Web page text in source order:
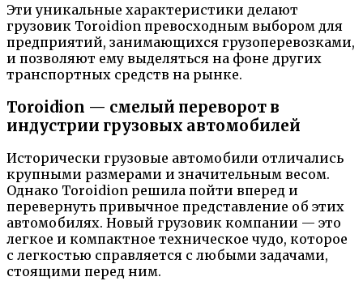
Эти уникальные характеристики делают
грузовик Toroidion превосходным выбором для
предприятий, занимающихся грузоперевозками,
и позволяют ему выделяться на фоне других
транспортных средств на рынке.
Toroidion — смелый переворот в
индустрии грузовых автомобилей
Исторически грузовые автомобили отличались
крупными размерами и значительным весом.
Однако Toroidion решила пойти вперед и
перевернуть привычное представление об этих
автомобилях. Новый грузовик компании — это
легкое и компактное техническое чудо, которое
с легкостью справляется с любыми задачами,
стоящими перед ним.